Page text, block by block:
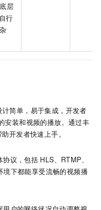
层
行
计简单，易于集成，开发者
安装和视频的播放。通过丰
开发者快速上手。
协议，包括 HLS、RTMP、
下都能享受流畅的视频播